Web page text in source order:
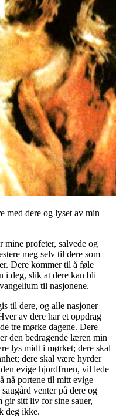
dere og lyset av min
profeter, salvede og
meg selv til dere som
Dere kommer til å føle
i deg, slik at dere kan bli
til nasjonene.
til dere, og alle nasjoner
av dere har et oppdrag
tre mørke dagene. Dere
den bedragende læren min
lys midt i mørket; dere skal
dere skal være hyrder
evige hjordfruen, vil lede
nå portene til mitt evige
venter på dere og
gir sitt liv for sine sauer,
deg ikke.